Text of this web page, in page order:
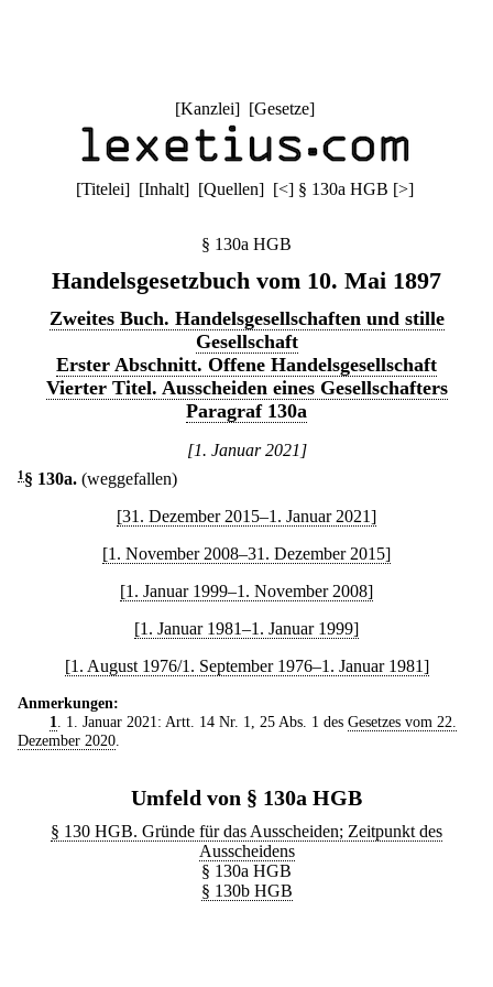
[Kanzlei] [Gesetze]
[Titelei] [Inhalt] [Quellen] [<] § 130a HGB [>]
§ 130a HGB
Handelsgesetzbuch vom 10. Mai 1897
Zweites Buch. Handelsgesellschaften und stille
Gesellschaft
Erster Abschnitt. Offene Handelsgesellschaft
Vierter Titel. Ausscheiden eines Gesellschafters
Paragraf 130a
[1. Januar 2021]
1 § 130a. (weggefallen)
[31. Dezember 2015–1. Januar 2021]
[1. November 2008–31. Dezember 2015]
[1. Januar 1999–1. November 2008]
[1. Januar 1981–1. Januar 1999]
[1. August 1976/1. September 1976–1. Januar 1981]
Anmerkungen:
1
. 1. Januar 2021: Artt. 14 Nr. 1, 25 Abs. 1 des Gesetzes vom 22.
Dezember 2020
Umfeld von § 130a HGB
§ 130 HGB. Gründe für das Ausscheiden; Zeitpunkt des
Ausscheidens
§ 130a HGB
§ 130b HGB